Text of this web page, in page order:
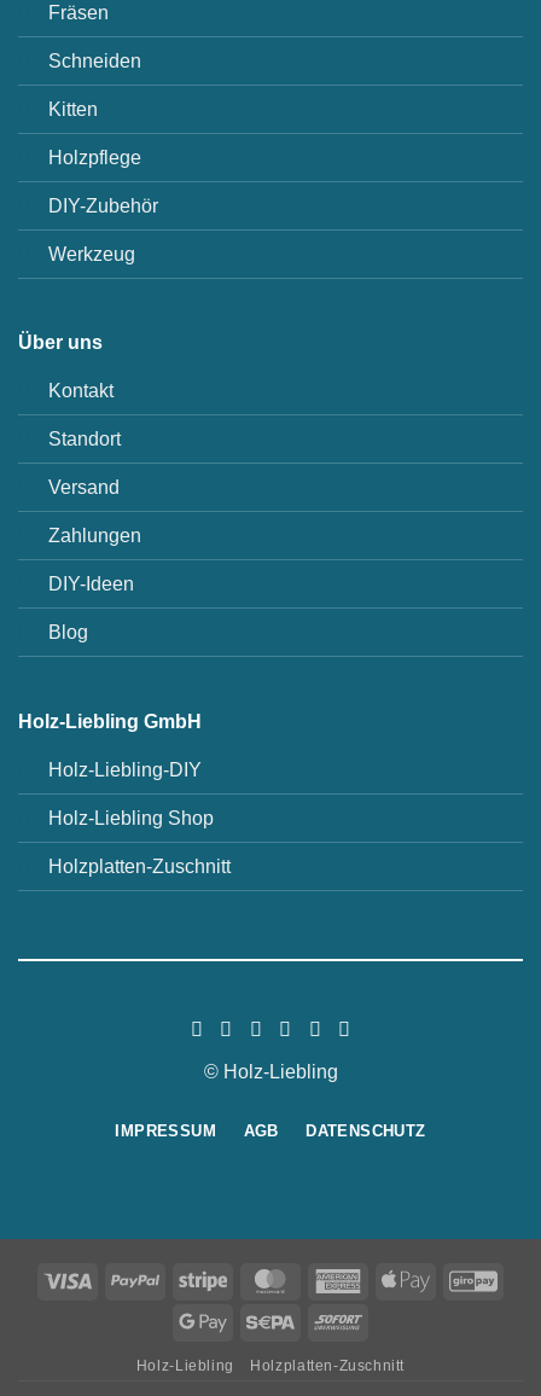
Fräsen
Schneiden
Kitten
Holzpflege
DIY-Zubehör
Werkzeug
Über uns
Kontakt
Standort
Versand
Zahlungen
DIY-Ideen
Blog
Holz-Liebling GmbH
Holz-Liebling-DIY
Holz-Liebling Shop
Holzplatten-Zuschnitt
© Holz-Liebling
IMPRESSUM AGB DATENSCHUTZ
Visa PayPal Stripe MasterCardAmericanApple
Google
Sepa Sofort
Holz-Liebling Holzplatten-Zuschnitt